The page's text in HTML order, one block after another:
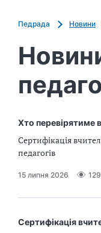
Педрада Новини
Хто перевірятиме
Сертифікація
педагогів
15 липня 2026 129
Сертифікація